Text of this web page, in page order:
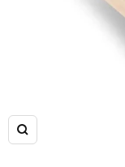
Zoom